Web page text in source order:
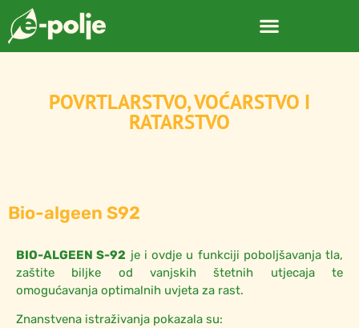
POVRTLARSTVO, VOĆARSTVO I
RATARSTVO
Bio-algeen S92
BIO-ALGEEN S-92 je i ovdje u funkciji poboljšavanja tla,
zaštite biljke od vanjskih štetnih utjecaja te
omogućavanja optimalnih uvjeta za rast.
Znanstvena istraživanja pokazala su: